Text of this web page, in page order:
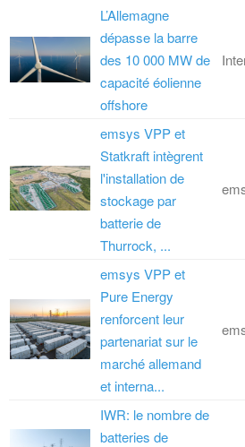
L’Allemagne
dépasse la barre
des 10 000 MW de
capacité éolienne
offshore
emsys VPP et
Statkraft intègrent
l'installation de
stockage par
batterie de
Thurrock, ...
emsys VPP et
Pure Energy
renforcent leur
partenariat sur le
marché allemand
et interna...
IWR: le nombre de
batteries de